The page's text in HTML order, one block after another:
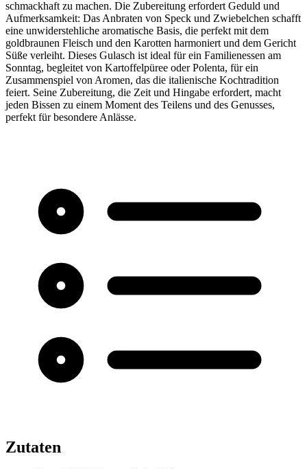
schmackhaft zu machen. Die Zubereitung erfordert Geduld und
Aufmerksamkeit: Das Anbraten von Speck und Zwiebelchen schafft
eine unwiderstehliche aromatische Basis, die perfekt mit dem
goldbraunen Fleisch und den Karotten harmoniert und dem Gericht
Süße verleiht. Dieses Gulasch ist ideal für ein Familienessen am
Sonntag, begleitet von Kartoffelpüree oder Polenta, für ein
Zusammenspiel von Aromen, das die italienische Kochtradition
feiert. Seine Zubereitung, die Zeit und Hingabe erfordert, macht
jeden Bissen zu einem Moment des Teilens und des Genusses,
perfekt für besondere Anlässe.
Zutaten